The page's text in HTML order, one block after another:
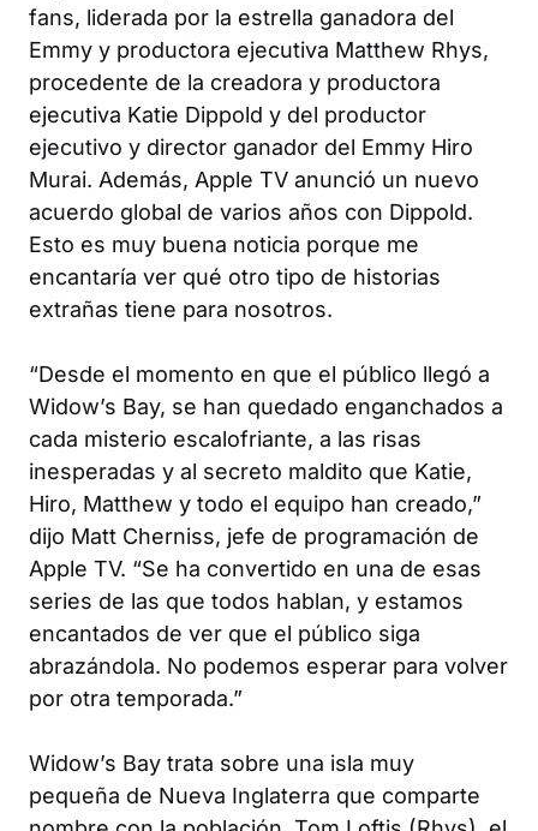
fans, liderada por la estrella ganadora del
Emmy y productora ejecutiva Matthew Rhys,
procedente de la creadora y productora
ejecutiva Katie Dippold y del productor
ejecutivo y director ganador del Emmy Hiro
Murai. Además, Apple TV anunció un nuevo
acuerdo global de varios años con Dippold.
Esto es muy buena noticia porque me
encantaría ver qué otro tipo de historias
extrañas tiene para nosotros.
“Desde el momento en que el público llegó a
Widow’s Bay, se han quedado enganchados a
cada misterio escalofriante, a las risas
inesperadas y al secreto maldito que Katie,
Hiro, Matthew y todo el equipo han creado,”
dijo Matt Cherniss, jefe de programación de
Apple TV. “Se ha convertido en una de esas
series de las que todos hablan, y estamos
encantados de ver que el público siga
abrazándola. No podemos esperar para volver
por otra temporada.”
Widow’s Bay trata sobre una isla muy
pequeña de Nueva Inglaterra que comparte